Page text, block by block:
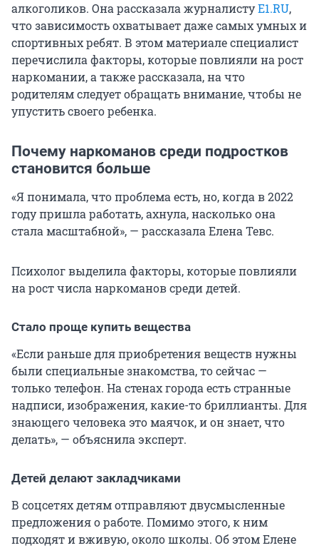
алкоголиков. Она рассказала журналистуE1.RU,
что зависимость охватывает даже самых умных и
спортивных ребят. В этом материале специалист
перечислила факторы, которые повлияли на рост
наркомании, а также рассказала, на что
родителям следует обращать внимание, чтобы не
упустить своего ребенка.
Почему наркоманов среди подростков
становится больше
«Я понимала, что проблема есть, но, когда в 2022
году пришла работать, ахнула, насколько она
стала масштабной», — рассказала Елена Тевс.
Психолог выделила факторы, которые повлияли
на рост числа наркоманов среди детей.
Стало проще купить вещества
«Если раньше для приобретения веществ нужны
были специальные знакомства, то сейчас —
только телефон. На стенах города есть странные
надписи, изображения, какие-то бриллианты. Для
знающего человека это маячок, и он знает, что
делать», — объяснила эксперт.
Детей делают закладчиками
В соцсетях детям отправляют двусмысленные
предложения о работе. Помимо этого, к ним
подходят и вживую, около школы. Об этом Елене